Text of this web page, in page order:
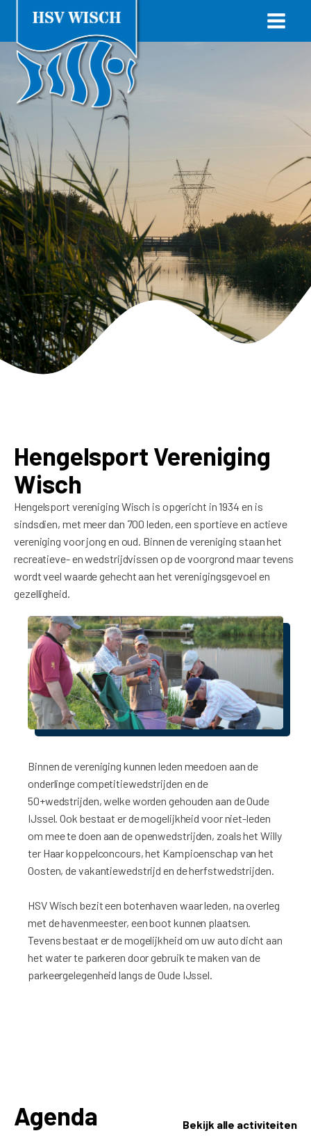
Hengelsport Vereniging
Wisch
Hengelsport vereniging Wisch is opgericht in 1934 en is
sindsdien, met meer dan 700 leden, een sportieve en actieve
vereniging voor jong en oud. Binnen de vereniging staan het
recreatieve- en wedstrijdvissen op de voorgrond maar tevens
wordt veel waarde gehecht aan het verenigingsgevoel en
gezelligheid.
Binnen de vereniging kunnen leden meedoen aan de
onderlinge competitiewedstrijden en de
50+wedstrijden, welke worden gehouden aan de Oude
IJssel. Ook bestaat er de mogelijkheid voor niet-leden
om mee te doen aan de openwedstrijden, zoals het Willy
ter Haar koppelconcours, het Kampioenschap van het
Oosten, de vakantiewedstrijd en de herfstwedstrijden.
HSV Wisch bezit een botenhaven waar leden, na overleg
met de havenmeester, een boot kunnen plaatsen.
Tevens bestaat er de mogelijkheid om uw auto dicht aan
het water te parkeren door gebruik te maken van de
parkeergelegenheid langs de Oude IJssel.
Agenda Bekijk alle activiteiten